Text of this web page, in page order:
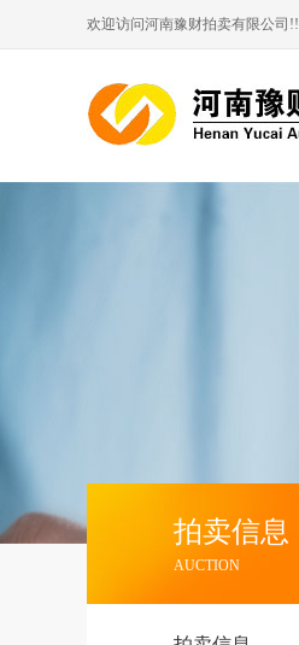
欢迎访问河南豫财拍卖有限公司!!
拍卖信息
AUCTION